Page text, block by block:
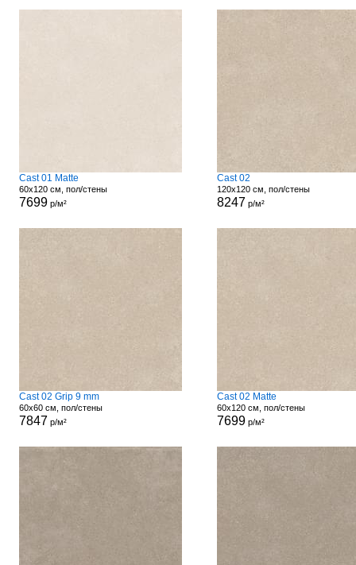
Cast 01 Matte
60x120 см, пол/стены
7699р/м²
Cast 02
120x120 см, пол/стены
8247 р/м²
Cast 02 Grip 9 mm
60x60 см, пол/стены
7847 р/м²
Cast 02 Matte
60x120 см, пол/стены
7699р/м²